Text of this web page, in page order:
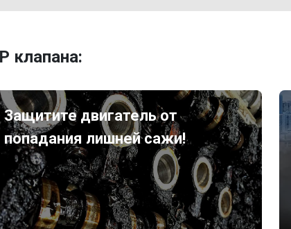
клапана:
Защитите двигатель от
попадания лишней сажи!